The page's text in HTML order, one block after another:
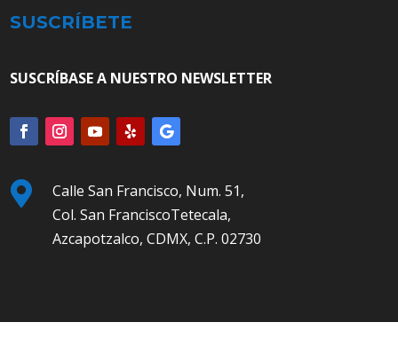
SUSCRÍBETE
SUSCRÍBASE A NUESTRO NEWSLETTER

Calle San Francisco, Num. 51,
Col. San FranciscoTetecala,
Azcapotzalco, CDMX, C.P. 02730